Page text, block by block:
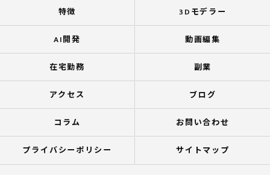
特徴 3Dモデラー
AI開発 動画編集
在宅勤務 副業
アクセス ブログ
コラム お問い合わせ
プライバシーポリシー サイトマップ